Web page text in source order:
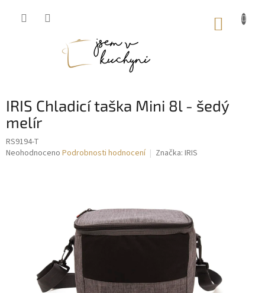
IRIS Chladicí taška Mini 8l - šedý
melír
RS9194-T
Průměrné
Neohodnoceno Podrobnosti hodnocení Značka: IRIS